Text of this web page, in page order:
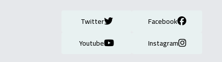
Facebook
Twitter
Instagram
Youtube